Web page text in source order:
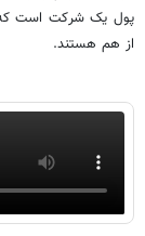
پول یک شرکت است که
از هم هستند.